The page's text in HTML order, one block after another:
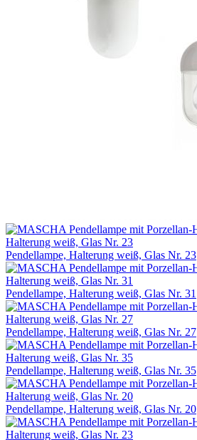
Pendellampe, Halterung weiß, Glas Nr. 23
Pendellampe, Halterung weiß, Glas Nr. 31
Pendellampe, Halterung weiß, Glas Nr. 27
Pendellampe, Halterung weiß, Glas Nr. 35
Pendellampe, Halterung weiß, Glas Nr. 20